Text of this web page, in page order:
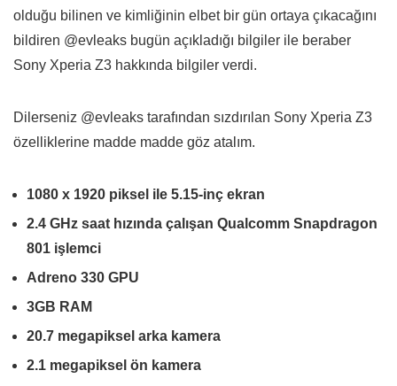
olduğu bilinen ve kimliğinin elbet bir gün ortaya çıkacağını
bildiren @evleaks bugün açıkladığı bilgiler ile beraber
Sony Xperia Z3 hakkında bilgiler verdi.
Dilerseniz @evleaks tarafından sızdırılan Sony Xperia Z3
özelliklerine madde madde göz atalım.
1080 x 1920 piksel ile 5.15-inç ekran
2.4 GHz saat hızında çalışan Qualcomm Snapdragon
801 işlemci
Adreno 330 GPU
3GB RAM
20.7 megapiksel arka kamera
2.1 megapiksel ön kamera